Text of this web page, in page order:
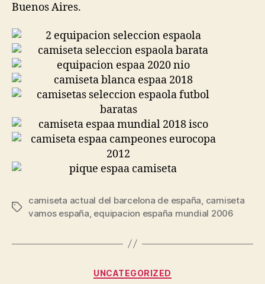
Buenos Aires.
Etiquetas
camiseta actual del barcelona de españa camiseta
vamos españa equipacion españa mundial 2006
Categorías
UNCATEGORIZED